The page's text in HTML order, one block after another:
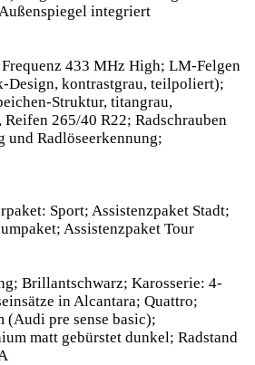
integriert
433 MHz High; LM-Felgen
Design, kontrastgrau, teilpoliert);
Struktur, titangrau,
265/40 R22; Radschrauben
und Radlöseerkennung;
Sport; Assistenzpaket Stadt;
Assistenzpaket Tour
Brillantschwarz; Karosserie: 4-
in Alcantara; Quattro;
(Audi pre sense basic);
matt gebürstet dunkel; Radstand